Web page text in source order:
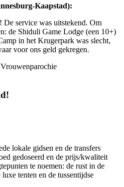
Kaapstad):
service was uitstekend. Om
de Shiduli Game Lodge (een 10+)
in het Krugerpark was slecht,
voor ons geld gekregen.
Vrouwenparochie
lokale gidsen en de transfers
gedoseerd en de prijs/kwaliteit
te noemen: de rust in de
tenten en de tussentijdse